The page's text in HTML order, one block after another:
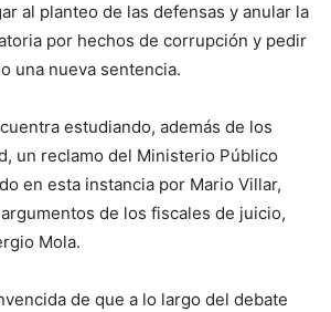
al planteo de las defensas y anular la
por hechos de corrupción y pedir
una nueva sentencia.
estudiando, además de los
un reclamo del Ministerio Público
en esta instancia por Mario Villar,
de los fiscales de juicio,
Mola.
de que a lo largo del debate